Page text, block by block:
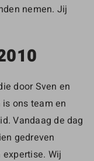
nemen. Jij
door Sven en
ons team en
Vandaag de dag
gedreven
Wij